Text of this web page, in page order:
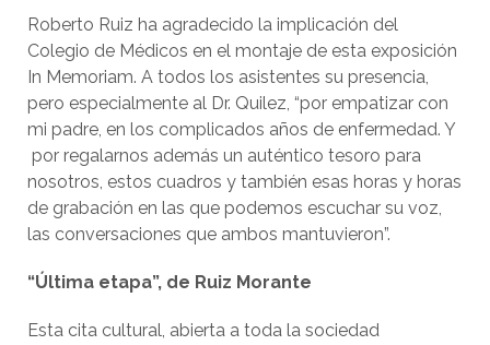
Roberto Ruiz ha agradecido la implicación del
Colegio de Médicos en el montaje de esta exposición
In Memoriam. A todos los asistentes su presencia,
pero especialmente al Dr. Quilez, “por empatizar con
mi padre, en los complicados años de enfermedad. Y
por regalarnos además un auténtico tesoro para
nosotros, estos cuadros y también esas horas y horas
de grabación en las que podemos escuchar su voz,
las conversaciones que ambos mantuvieron”.
“Última etapa”, de Ruiz Morante
Esta cita cultural, abierta a toda la sociedad